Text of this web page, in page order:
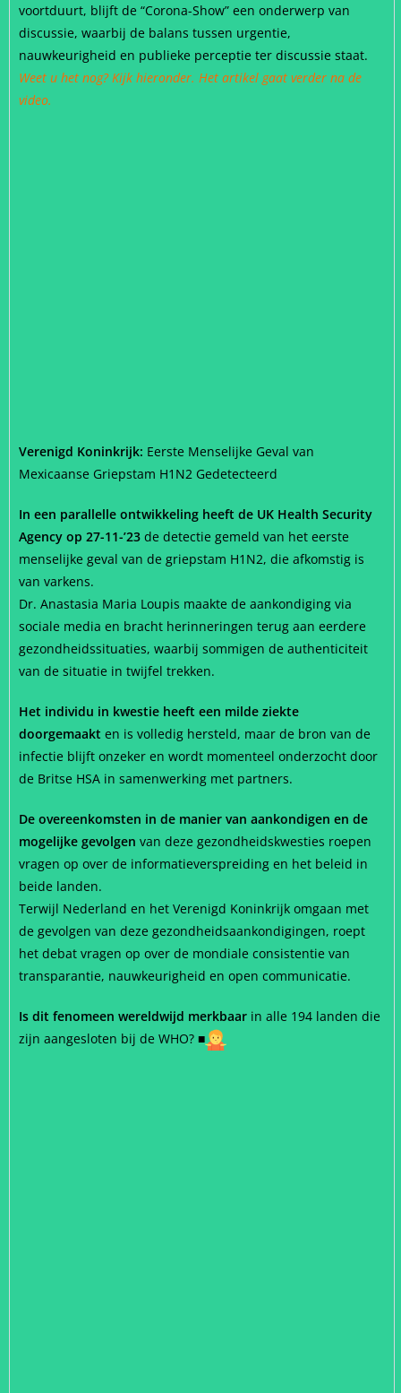
voortduurt, blijft de “Corona-Show” een onderwerp van
discussie, waarbij de balans tussen urgentie,
nauwkeurigheid en publieke perceptie ter discussie staat.
Weet u het nog? Kijk hieronder. Het artikel gaat verder na de
video.
Verenigd Koninkrijk: Eerste Menselijke Geval van
Mexicaanse Griepstam H1N2 Gedetecteerd
In een parallelle ontwikkeling heeft de UK Health Security
Agency op 27-11-’23 de detectie gemeld van het eerste
menselijke geval van de griepstam H1N2, die afkomstig is
van varkens.
Dr. Anastasia Maria Loupis maakte de aankondiging via
sociale media en bracht herinneringen terug aan eerdere
gezondheidssituaties, waarbij sommigen de authenticiteit
van de situatie in twijfel trekken.
Het individu in kwestie heeft een milde ziekte
doorgemaakt en is volledig hersteld, maar de bron van de
infectie blijft onzeker en wordt momenteel onderzocht door
de Britse HSA in samenwerking met partners.
De overeenkomsten in de manier van aankondigen en de
mogelijke gevolgen van deze gezondheidskwesties roepen
vragen op over de informatieverspreiding en het beleid in
beide landen.
Terwijl Nederland en het Verenigd Koninkrijk omgaan met
de gevolgen van deze gezondheidsaankondigingen, roept
het debat vragen op over de mondiale consistentie van
transparantie, nauwkeurigheid en open communicatie.
Is dit fenomeen wereldwijd merkbaar in alle 194 landen die
zijn aangesloten bij de WHO? ■